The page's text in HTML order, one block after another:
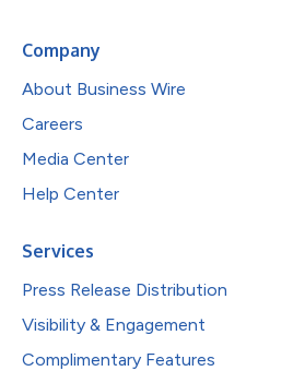
Company
About Business Wire
Careers
Media Center
Help Center
Services
Press Release Distribution
Visibility & Engagement
Complimentary Features